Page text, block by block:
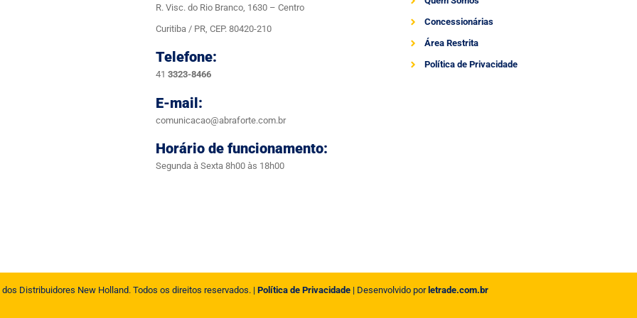
R. Visc. do Rio Branco, 1630 – Centro
Curitiba / PR, CEP. 80420-210
Telefone:
413323-8466
E-mail:
comunicacao@abraforte.com.br
Horário de funcionamento:
Segunda à Sexta 8h00 às 18h00
Concessionárias
Área Restrita
Política de Privacidade
Distribuidores New Holland. Todos os direitos reservados. | Política de Privacidade| Desenvolvido porletrade.com.br